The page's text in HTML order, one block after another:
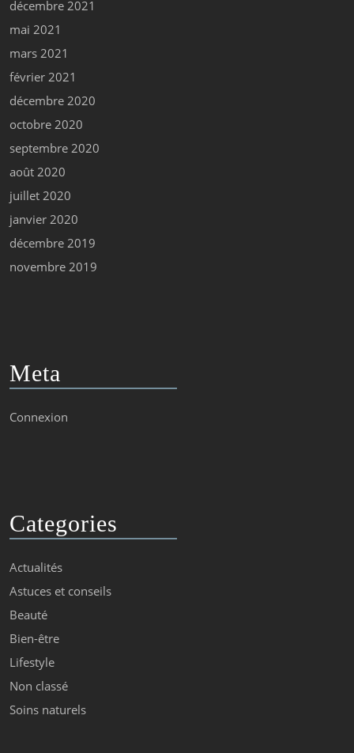
décembre 2021
mai 2021
mars 2021
février 2021
décembre 2020
octobre 2020
septembre 2020
août 2020
juillet 2020
janvier 2020
décembre 2019
novembre 2019
Meta
Connexion
Categories
Actualités
Astuces et conseils
Beauté
Bien-être
Lifestyle
Non classé
Soins naturels